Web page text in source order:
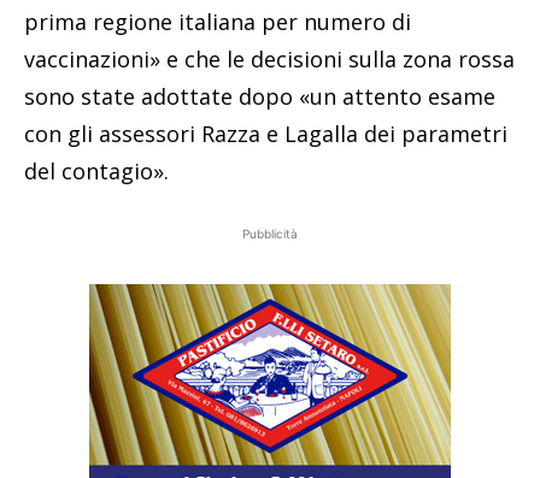
prima regione italiana per numero di
vaccinazioni» e che le decisioni sulla zona rossa
sono state adottate dopo «un attento esame
con gli assessori Razza e Lagalla dei parametri
del contagio».
Pubblicità